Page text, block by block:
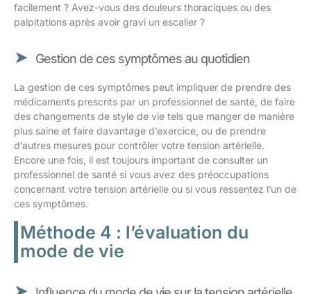
facilement ? Avez-vous des douleurs thoraciques ou des
palpitations après avoir gravi un escalier ?
Gestion de ces symptômes au quotidien
La gestion de ces symptômes peut impliquer de prendre des
médicaments prescrits par un professionnel de santé, de faire
des changements de style de vie tels que manger de manière
plus saine et faire davantage d’exercice, ou de prendre
d’autres mesures pour contrôler votre tension artérielle.
Encore une fois, il est toujours important de consulter un
professionnel de santé si vous avez des préoccupations
concernant votre tension artérielle ou si vous ressentez l’un de
ces symptômes.
Méthode 4 : l’évaluation du
mode de vie